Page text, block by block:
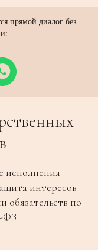
прямой диалог без
исполнения
интересов
обязательств по
ФЗ